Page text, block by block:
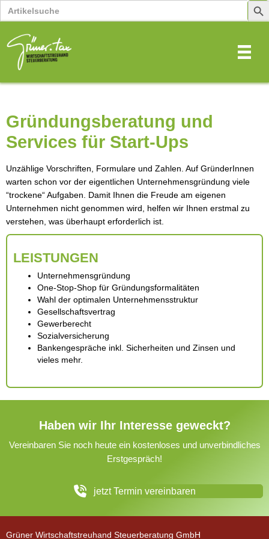
Search
for:
Gründungsberatung und
Services für Start-Ups
Unzählige Vorschriften, Formulare und Zahlen. Auf GründerInnen
warten schon vor der eigentlichen Unternehmensgründung viele
“trockene“ Aufgaben. Damit Ihnen die Freude am eigenen
Unternehmen nicht genommen wird, helfen wir Ihnen erstmal zu
verstehen, was überhaupt erforderlich ist.
LEISTUNGEN
Unternehmensgründung
One-Stop-Shop für Gründungsformalitäten
Wahl der optimalen Unternehmensstruktur
Gesellschaftsvertrag
Gewerberecht
Sozialversicherung
Bankengespräche inkl. Sicherheiten und Zinsen und
vieles mehr.
Haben wir Ihr Interesse geweckt?
Vereinbaren Sie noch heute ein kostenloses und unverbindliches
Erstgespräch!
jetzt Termin vereinbaren
Grüner Wirtschaftstreuhand Steuerberatung GmbH